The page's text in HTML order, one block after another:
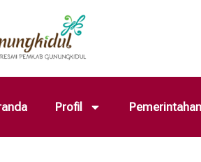
Profil Pemerintahan